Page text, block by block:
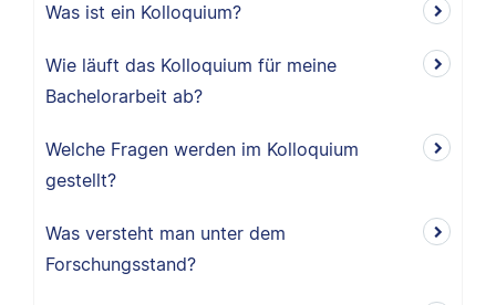
Was ist ein Kolloquium?
Wie läuft das Kolloquium für meine
Bachelorarbeit ab?
Welche Fragen werden im Kolloquium
gestellt?
Was versteht man unter dem
Forschungsstand?